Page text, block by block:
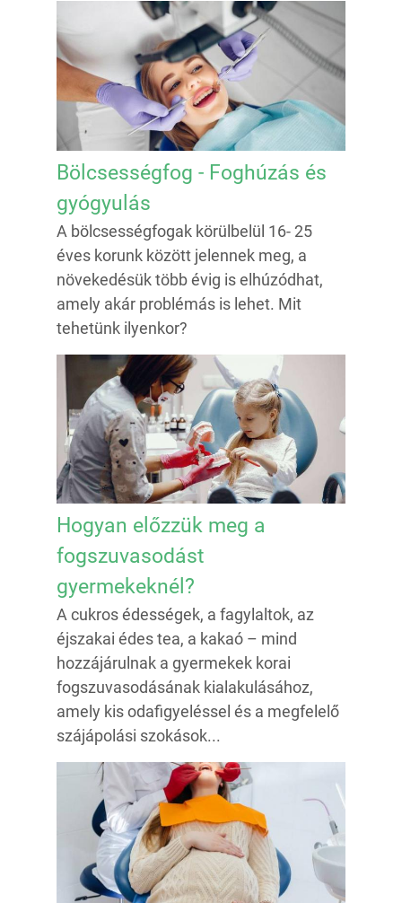
Bölcsességfog - Foghúzás és
gyógyulás
A bölcsességfogak körülbelül 16- 25
éves korunk között jelennek meg, a
növekedésük több évig is elhúzódhat,
amely akár problémás is lehet. Mit
tehetünk ilyenkor?
Hogyan előzzük meg a
fogszuvasodást
gyermekeknél?
A cukros édességek, a fagylaltok, az
éjszakai édes tea, a kakaó – mind
hozzájárulnak a gyermekek korai
fogszuvasodásának kialakulásához,
amely kis odafigyeléssel és a megfelelő
szájápolási szokások...